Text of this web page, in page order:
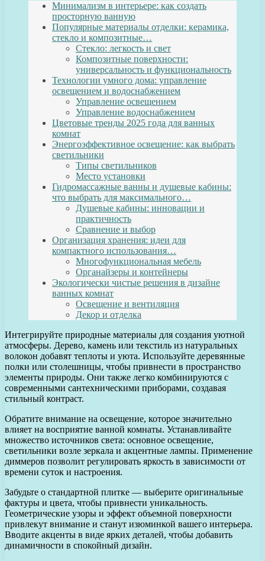
Минимализм в интерьере: как создать
просторную ванную
Популярные материалы отделки: керамика,
стекло и композитные…
Стекло: легкость и свет
Композитные поверхности:
универсальность и функциональность
Технологии умного дома: управление
освещением и водоснабжением
Управление освещением
Управление водоснабжением
Цветовые тренды 2025 года для ванных
комнат
Энергоэффективное освещение: как выбрать
светильники
Типы светильников
Место установки
Гидромассажные ванны и душевые кабины:
что выбрать для максимального…
Душевые кабины: инновации и
практичность
Сравнение и выбор
Организация хранения: идеи для
компактного использования…
Многофункциональная мебель
Органайзеры и контейнеры
Экологически чистые решения в дизайне
ванных комнат
Освещение и вентиляция
Декор и отделка
Интегрируйте природные материалы для создания уютной
атмосферы. Дерево, камень или текстиль из натуральных
волокон добавят теплоты и уюта. Используйте деревянные
полки или столешницы, чтобы привнести в пространство
элементы природы. Они также легко комбинируются с
современными сантехническими приборами, создавая
стильный контраст.
Обратите внимание на освещение, которое значительно
влияет на восприятие ванной комнаты. Устанавливайте
множество источников света: основное освещение,
светильники возле зеркала и акцентные лампы. Применение
диммеров позволит регулировать яркость в зависимости от
времени суток и настроения.
Забудьте о стандартной плитке — выберите оригинальные
фактуры и цвета, чтобы привнести уникальность.
Геометрические узоры и эффект объемной поверхности
привлекут внимание и станут изюминкой вашего интерьера.
Вводите акценты в виде ярких деталей, чтобы добавить
динамичности в спокойный дизайн.